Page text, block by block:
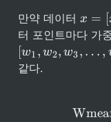
만약 데이터 x
= [
x_
1,
3,
x = [
터 포인트마다 가
[w1 , w2, w3, … ,
같다.